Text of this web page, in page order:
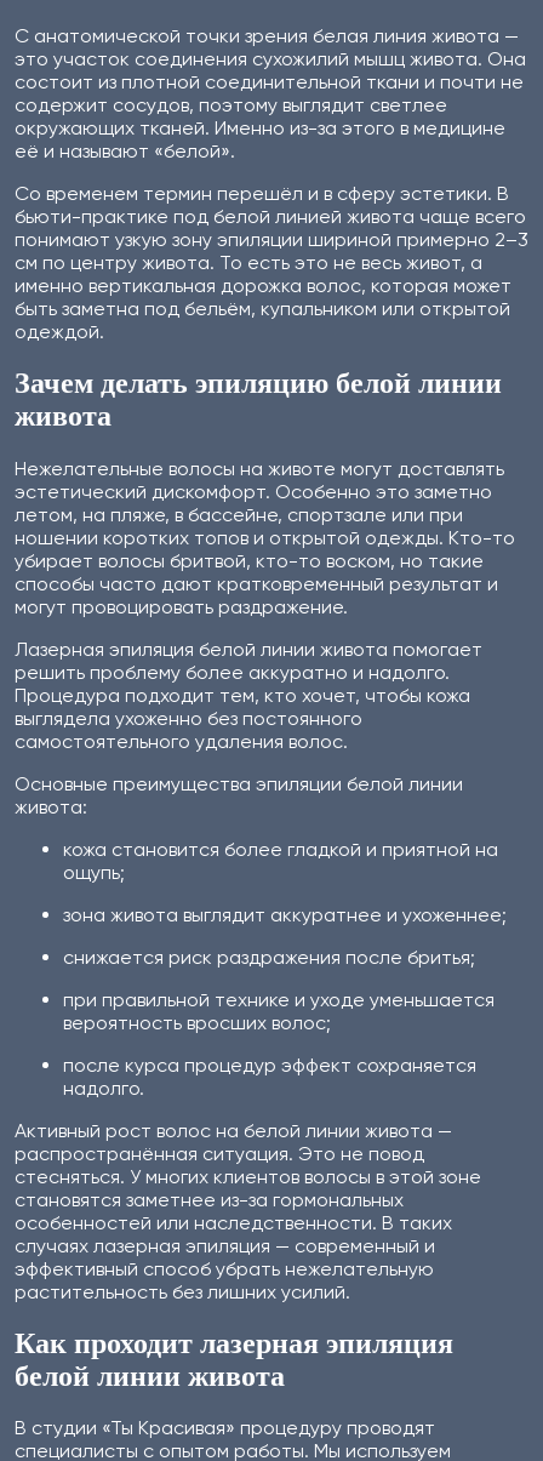
С анатомической точки зрения белая линия живота —
это участок соединения сухожилий мышц живота. Она
состоит из плотной соединительной ткани и почти не
содержит сосудов, поэтому выглядит светлее
окружающих тканей. Именно из-за этого в медицине
её и называют «белой».
Со временем термин перешёл и в сферу эстетики. В
бьюти-практике под белой линией живота чаще всего
понимают узкую зону эпиляции шириной примерно 2–3
см по центру живота. То есть это не весь живот, а
именно вертикальная дорожка волос, которая может
быть заметна под бельём, купальником или открытой
одеждой.
Зачем делать эпиляцию белой линии
живота
Нежелательные волосы на животе могут доставлять
эстетический дискомфорт. Особенно это заметно
летом, на пляже, в бассейне, спортзале или при
ношении коротких топов и открытой одежды. Кто-то
убирает волосы бритвой, кто-то воском, но такие
способы часто дают кратковременный результат и
могут провоцировать раздражение.
Лазерная эпиляция белой линии живота помогает
решить проблему более аккуратно и надолго.
Процедура подходит тем, кто хочет, чтобы кожа
выглядела ухоженно без постоянного
самостоятельного удаления волос.
Основные преимущества эпиляции белой линии
живота:
кожа становится более гладкой и приятной на
ощупь;
зона живота выглядит аккуратнее и ухоженнее;
снижается риск раздражения после бритья;
при правильной технике и уходе уменьшается
вероятность вросших волос;
после курса процедур эффект сохраняется
надолго.
Активный рост волос на белой линии живота —
распространённая ситуация. Это не повод
стесняться. У многих клиентов волосы в этой зоне
становятся заметнее из-за гормональных
особенностей или наследственности. В таких
случаях лазерная эпиляция — современный и
эффективный способ убрать нежелательную
растительность без лишних усилий.
Как проходит лазерная эпиляция
белой линии живота
В студии «Ты Красивая» процедуру проводят
специалисты с опытом работы. Мы используем